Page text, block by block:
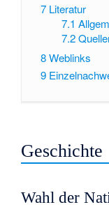
7 Literatur
7.1
7.2
8Weblinks
9
Geschichte
Wahl der